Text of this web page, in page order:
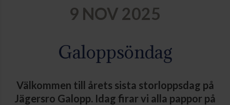
9 NOV 2025
Galoppsöndag
Välkommen till årets sista storloppsdag på
Jägersro Galopp. Idag firar vi alla pappor på